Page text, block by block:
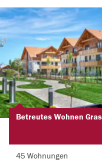
Betreutes Wohnen
45 Wohnungen